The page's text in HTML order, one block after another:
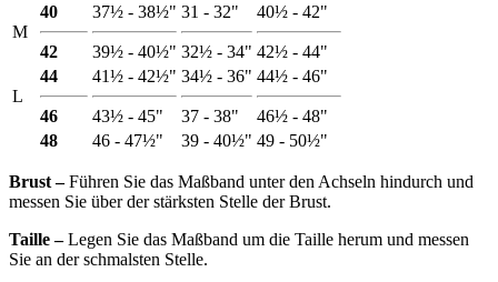
M
40
42
37½ - 38½"
39½ - 40½"
31 - 32"
32½ - 34"
40½ - 42"
42½ - 44"
L
44
46
41½ - 42½"
43½ - 45"
34½ - 36"
37 - 38"
44½ - 46"
46½ - 48"
48
46 - 47½" 39 - 40½" 49 - 50½"
Brust ‒Führen Sie das Maßband unter den Achseln hindurch und
messen Sie über der stärksten Stelle der Brust.
Taille ‒Legen Sie das Maßband um die Taille herum und messen
Sie an der schmalsten Stelle.